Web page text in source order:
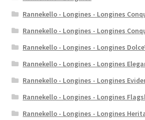
Rannekello - Longines - Longines
Rannekello - Longines - Longines
Rannekello - Longines - Longines
Rannekello - Longines - Longines
Rannekello - Longines - Longines
Rannekello - Longines - Longines
Rannekello - Longines - Longines